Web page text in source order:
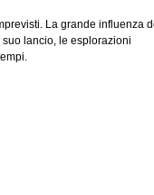
La grande influenza
lancio, le esplorazioni